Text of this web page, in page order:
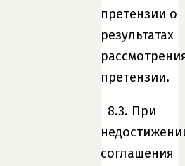
претензии о
результатах
претензии.
8.3. При
соглашения